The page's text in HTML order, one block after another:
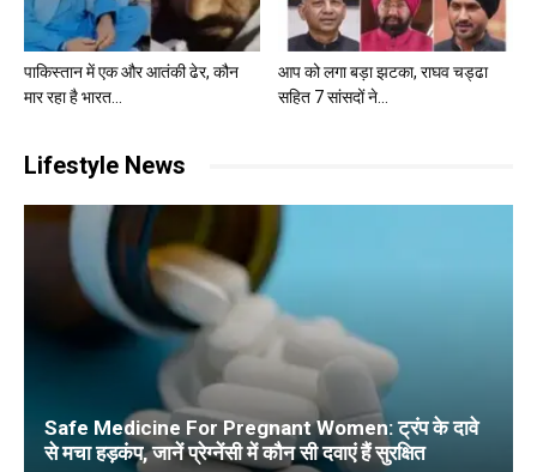
पाकिस्तान में एक और आतंकी ढेर, कौन
मार रहा है भारत...
आप को लगा बड़ा झटका, राघव चड्ढा
सहित 7 सांसदों ने...
Lifestyle News
Safe Medicine For Pregnant Women: ट्रंप के दावे
से मचा हड़कंप, जानें प्रेग्नेंसी में कौन सी दवाएं हैं सुरक्षित